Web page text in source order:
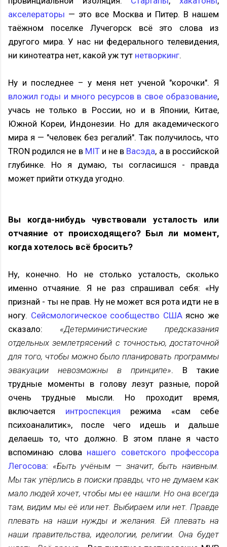
акселераторы — это все Москва и Питер. В нашем
таёжном поселке Лучегорск всё это слова из
другого мира. У нас ни федерального телевидения,
ни кинотеатра нет, какой уж тут нетворкинг.
Ну и последнее – у меня нет ученой "корочки". Я
вложил годы и много ресурсов в свое образование,
учась не только в России, но и в Японии, Китае,
Южной Кореи, Индонезии. Но для академического
мира я — "человек без регалий". Так получилось, что
TRON родился не в MITи не в Васэда, а в российской
глубинке. Но я думаю, ты согласишся - правда
может прийти откуда угодно.
Вы когда-нибудь чувствовали усталость или
отчаяние от происходящего? Был ли момент,
когда хотелось всё бросить?
Ну, конечно. Но не столько усталость, сколько
именно отчаяние. Я не раз спрашивал себя: «Ну
признай - ты не прав. Ну не может вся рота идти не в
ногу. Сейсмологическое сообщество СШАясно же
сказало: «Детерминистические предсказания
отдельных землетрясений с точностью, достаточной
для того, чтобы можно было планировать программы
эвакуации невозможны в принципе». В такие
трудные моменты в голову лезут разные, порой
очень трудные мысли. Но проходит время,
включается интроспекция режима «сам себе
психоаналитик», после чего идешь и дальше
делаешь то, что должно. В этом плане я часто
вспоминаю слова нашего советского профессора
Легосова: «Быть учёным — значит, быть наивным.
Мы так упёрлись в поиски правды, что не думаем как
мало людей хочет, чтобы мы ее нашли. Но она всегда
там, видим мы её или нет. Выбираем или нет. Правде
плевать на наши нужды и желания. Ей плевать на
наши правительства, идеологии, религии. Она будет